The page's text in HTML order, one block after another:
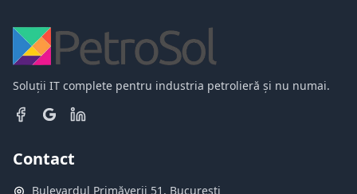
Soluții IT complete pentru industria petrolieră și nu numai.
Contact
Bulevardul Primăverii 51, București